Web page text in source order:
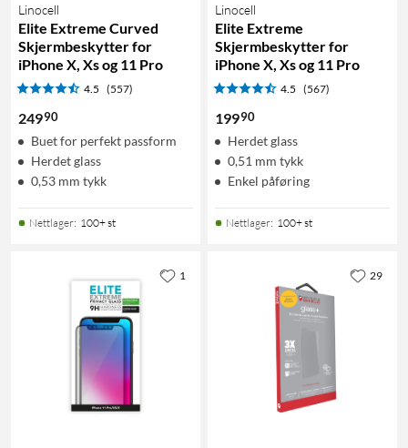
Linocell
Elite Extreme Curved
Skjermbeskytter for
iPhone X, Xs og 11 Pro
4.5 (557)
24990
Buet for perfekt passform
Herdet glass
0,53 mm tykk
Nettlager: 100+ st
Linocell
Elite Extreme
Skjermbeskytter for
iPhone X, Xs og 11 Pro
4.5 (567)
19990
Herdet glass
0,51 mm tykk
Enkel påføring
Nettlager: 100+ st
1 29